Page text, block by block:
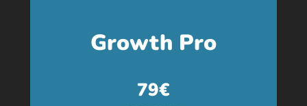
Growth Pro
79€